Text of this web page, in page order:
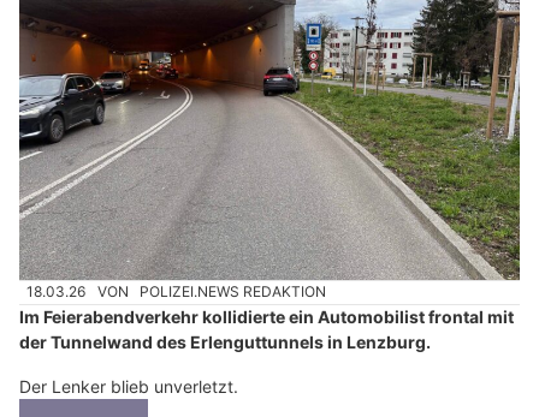
18.03.26 VON POLIZEI.NEWS REDAKTION
Im Feierabendverkehr kollidierte ein Automobilist frontal mit
der Tunnelwand des Erlenguttunnels in Lenzburg.
Der Lenker blieb unverletzt.